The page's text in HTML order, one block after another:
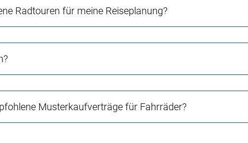
Radtouren für meine Reiseplanung?
Musterkaufverträge für Fahrräder?